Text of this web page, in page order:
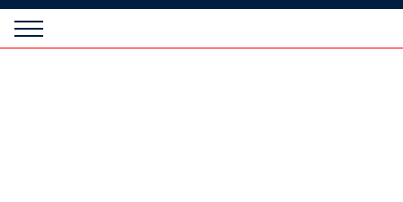
Raids
Panneau de gestion des cookies